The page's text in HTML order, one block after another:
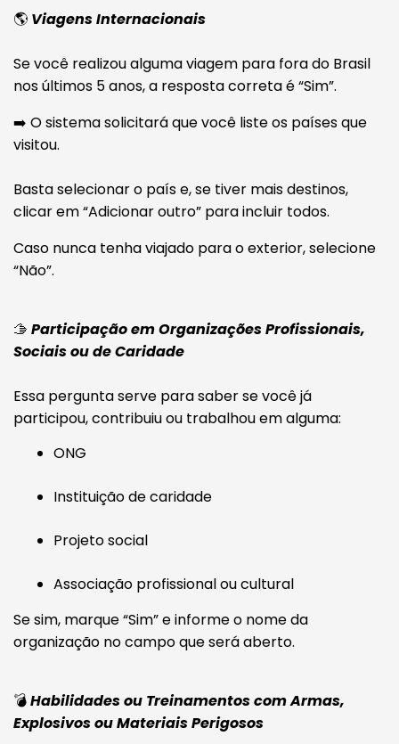
🌎 Viagens Internacionais
Se você realizou alguma viagem para fora do Brasil
nos últimos 5 anos, a resposta correta é “Sim”.
➡️ O sistema solicitará que você liste os países que
visitou.
Basta selecionar o país e, se tiver mais destinos,
clicar em “Adicionar outro” para incluir todos.
Caso nunca tenha viajado para o exterior, selecione
“Não”.
🫱 Participação em Organizações Profissionais,
Sociais ou de Caridade
Essa pergunta serve para saber se você já
participou, contribuiu ou trabalhou em alguma:
ONG
Instituição de caridade
Projeto social
Associação profissional ou cultural
Se sim, marque “Sim” e informe o nome da
organização no campo que será aberto.
💣Habilidades ou Treinamentos com Armas,
Explosivos ou Materiais Perigosos